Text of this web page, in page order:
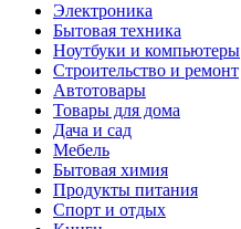
Электроника
Бытовая техника
Ноутбуки и компьютеры
Строительство и ремонт
Автотовары
Товары для дома
Дача и сад
Мебель
Бытовая химия
Продукты питания
Спорт и отдых